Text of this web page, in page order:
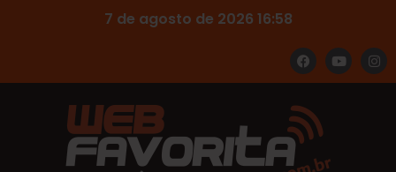
7 de agosto de 2026 16:58